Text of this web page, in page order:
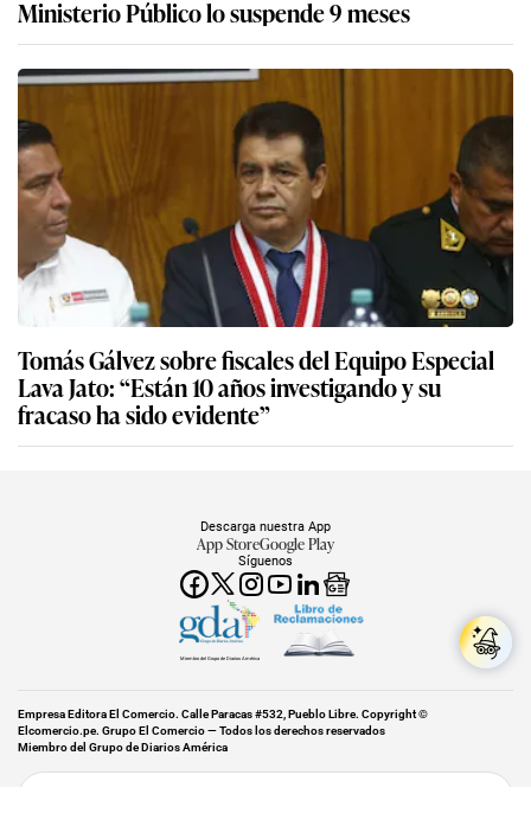
Ministerio Público lo suspende 9 meses
Tomás Gálvez sobre fiscales del Equipo Especial
Lava Jato: “Están 10 años investigando y su
fracaso ha sido evidente”
Síguenos
Descarga nuestra App
App StoreGoogle Play
Miembro del Grupo de Diarios América
Empresa Editora El Comercio. Calle Paracas #532, Pueblo Libre. Copyright ©
Elcomercio.pe. Grupo El Comercio — Todos los derechos reservados
Miembro del Grupo de Diarios América